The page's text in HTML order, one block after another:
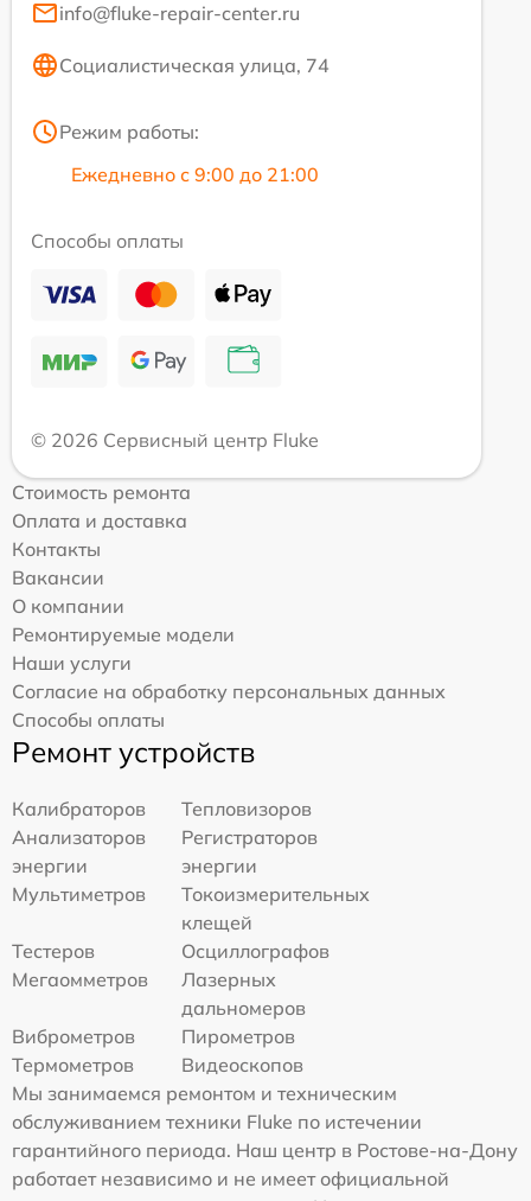
info@fluke-repair-center.ru
Социалистическая улица, 74
Режим работы:
Ежедневно с 9:00 до 21:00
Способы оплаты
© 2026 Сервисный центр Fluke
Стоимость ремонта
Оплата и доставка
Контакты
Вакансии
О компании
Ремонтируемые модели
Наши услуги
Согласие на обработку персональных данных
Способы оплаты
Ремонт устройств
Калибраторов
Тепловизоров
Анализаторов
энергии
Регистраторов
энергии
Мультиметров
Токоизмерительных
клещей
Тестеров
Осциллографов
Мегаомметров
Лазерных
дальномеров
Виброметров
Пирометров
Термометров
Видеоскопов
Мы занимаемся ремонтом и техническим
обслуживанием техники Fluke по истечении
гарантийного периода. Наш центр в Ростове-на-Дону
работает независимо и не имеет официальной